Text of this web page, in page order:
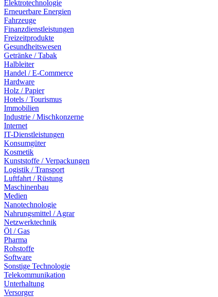
Elektrotechnologie
Erneuerbare Energien
Fahrzeuge
Finanzdienstleistungen
Freizeitprodukte
Gesundheitswesen
Getränke / Tabak
Halbleiter
Handel / E-Commerce
Hardware
Holz / Papier
Hotels / Tourismus
Immobilien
Industrie / Mischkonzerne
Internet
IT-Dienstleistungen
Konsumgüter
Kosmetik
Kunststoffe / Verpackungen
Logistik / Transport
Luftfahrt / Rüstung
Maschinenbau
Medien
Nanotechnologie
Nahrungsmittel / Agrar
Netzwerktechnik
Öl / Gas
Pharma
Rohstoffe
Software
Sonstige Technologie
Telekommunikation
Unterhaltung
Versorger